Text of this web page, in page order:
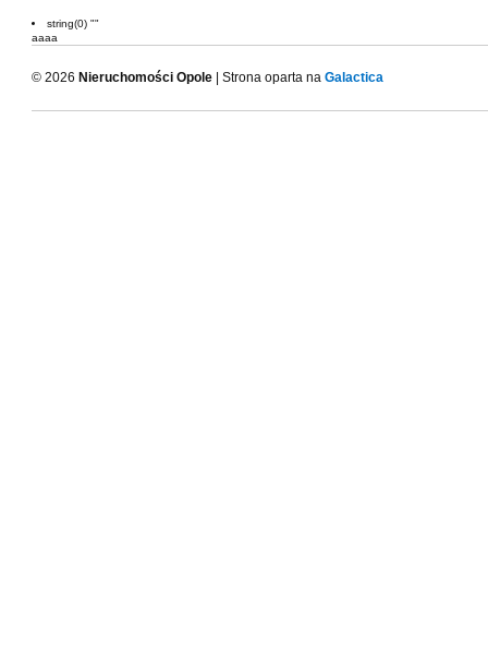
string(0) ""
aaaa
© 2026 Nieruchomości Opole | Strona oparta na Galactica